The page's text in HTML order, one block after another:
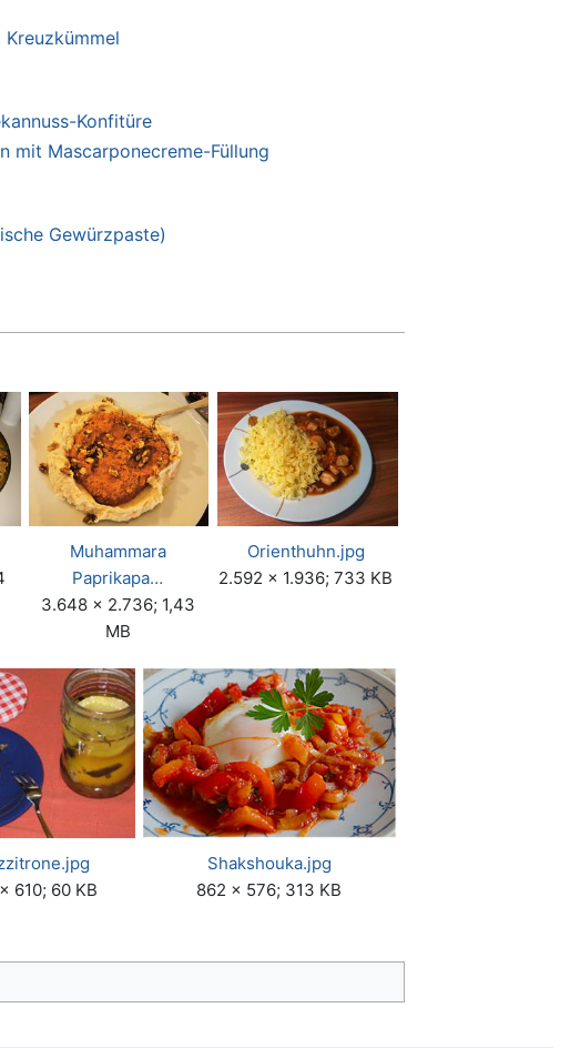
Konfitüre
mit Mascarponecreme-Füllung
Gewürzpaste)
Muhammara
Paprikapa…
3.648 × 2.736; 1,43
MB
Orienthuhn.jpg
2.592 × 1.936; 733 KB
610; 60 KB
Shakshouka.jpg
862 × 576; 313 KB